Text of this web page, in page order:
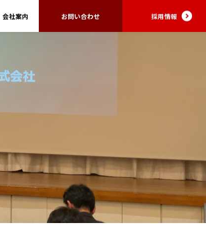
会社案内 お問い合わせ 採用情報